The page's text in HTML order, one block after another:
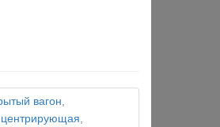
вагон,
центрирующая,